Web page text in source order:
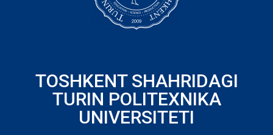
TOSHKENT SHAHRIDAGI
TURIN POLITEXNIKA
UNIVERSITETI